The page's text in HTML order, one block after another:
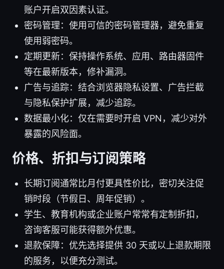
账户开启双因素认证。
密码管理：使用可信的密码管理器，避免重复
使用弱密码。
定期更新：保持操作系统、应用、路由器固件
等在最新版本，修补漏洞。
广告与追踪：结合浏览器隐私设置、广告拦截
与隐私保护扩展，减少追踪。
数据最小化：仅在需要时开启 VPN，减少对外
暴露的风险面。
价格、折扣与订阅策略
长期订阅通常比月付更具性价比，密切关注促
销时段（节假日、周年促销）。
学生、教育机构或企业账户常常有定制折扣，
咨询客服可能获得额外优惠。
退款保障：优先选择提供 30 天或以上退款期限
的服务，以便充分测试。